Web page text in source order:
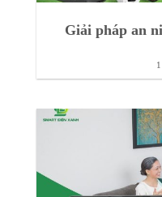
Giải pháp an